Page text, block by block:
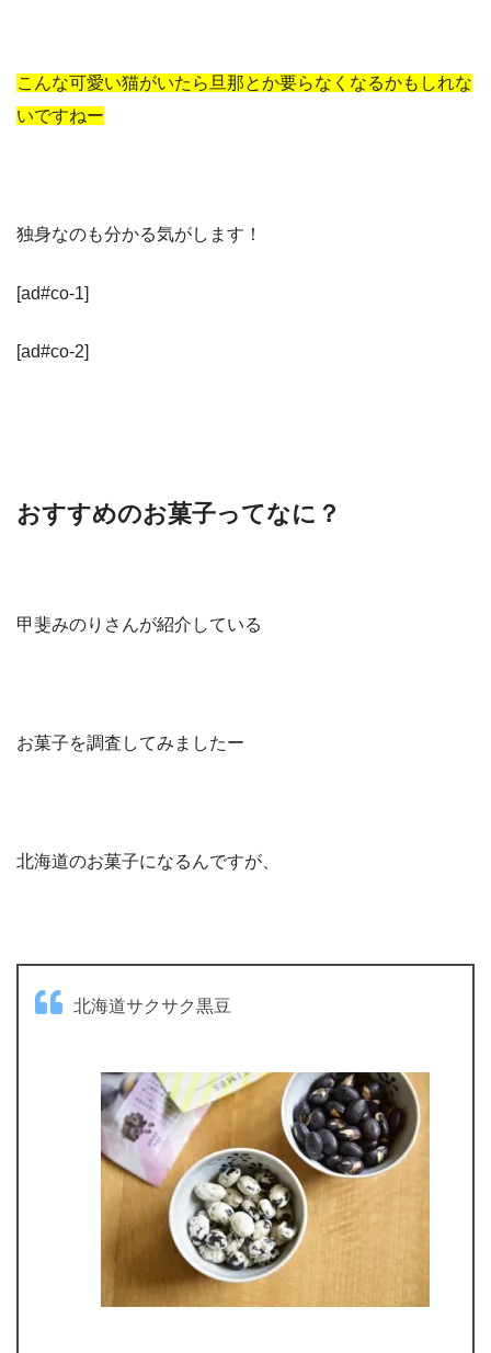
こんな可愛い猫がいたら旦那とか要らなくなるかもしれな
いですねー
独身なのも分かる気がします！
[ad#co-1]
[ad#co-2]
おすすめのお菓子ってなに？
甲斐みのりさんが紹介している
お菓子を調査してみましたー
北海道のお菓子になるんですが、
北海道サクサク黒豆